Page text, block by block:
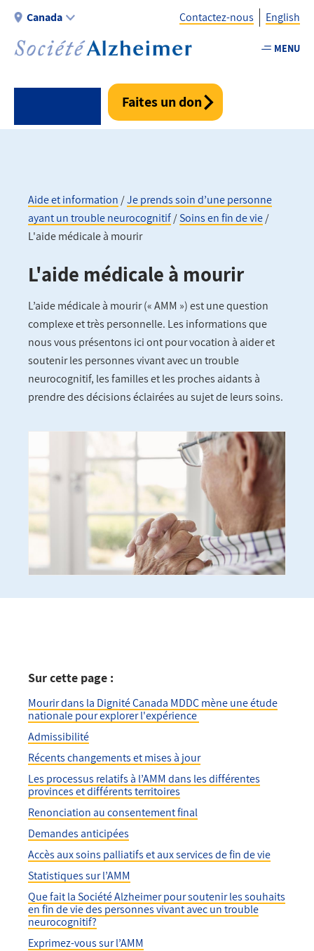
Aller
contenu
Canada
Utility
-
Fr
-
Contactez-nous English
MENU
Faites un don
Fil
Aide et information
Je prends soin d’une personne
ayant un trouble neurocognitif
Soins en fin de vie
L'aide médicale à mourir
L'aide médicale à mourir
L’aide médicale à mourir (« AMM ») est une question
complexe et très personnelle. Les informations que
nous vous présentons ici ont pour vocation à aider et
soutenir les personnes vivant avec un trouble
neurocognitif, les familles et les proches aidants à
prendre des décisions éclairées au sujet de leurs soins.
Sur cette page :
Mourir dans la Dignité Canada MDDC mène une étude
nationale pour explorer l'expérience
Admissibilité
Récents changements et mises à jour
Les processus relatifs à l’AMM dans les différentes
provinces et différents territoires
Renonciation au consentement final
Demandes anticipées
Accès aux soins palliatifs et aux services de fin de vie
Statistiques sur l’AMM
Que fait la Société Alzheimer pour soutenir les souhaits
en fin de vie des personnes vivant avec un trouble
neurocognitif?
Exprimez-vous sur l’AMM